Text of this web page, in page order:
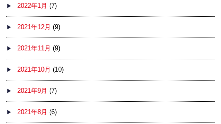
2022年1月 (7)
2021年12月 (9)
2021年11月 (9)
2021年10月 (10)
2021年9月 (7)
2021年8月 (6)